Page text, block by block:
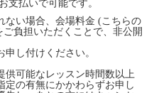
支払いで可能です。
ない場合、会場料金 (こちらの
負担いただくことで、非公開
し付けください。
供可能なレッスン時間数以上
定の有無にかかわらずお申し